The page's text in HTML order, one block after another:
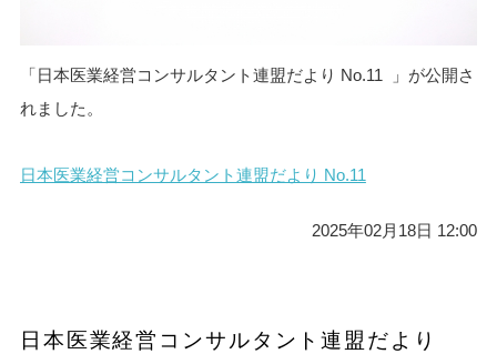
「日本医業経営コンサルタント連盟だより No.11 」が公開さ
れました。
日本医業経営コンサルタント連盟だより No.11
2025年02月18日 12:00
日本医業経営コンサルタント連盟だより